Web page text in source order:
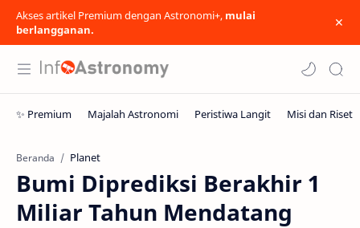
Akses artikel Premium dengan Astronomi+, mulai
berlangganan.
Beranda Planet
Bumi Diprediksi Berakhir 1
Miliar Tahun Mendatang